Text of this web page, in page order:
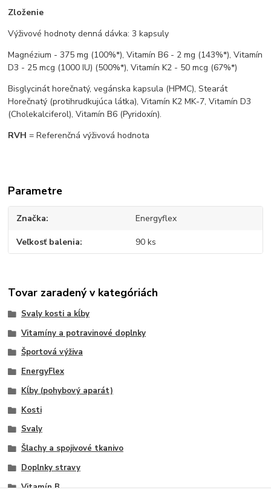
Zloženie
Výživové hodnoty denná dávka: 3 kapsuly
Magnézium - 375 mg (100%*), Vitamín B6 - 2 mg (143%*), Vitamín
D3 - 25 mcg (1000 IU) (500%*), Vitamín K2 - 50 mcg (67%*)
Bisglycinát horečnatý, vegánska kapsula (HPMC), Stearát
Horečnatý (protihrudkujúca látka), Vitamín K2 MK-7, Vitamín D3
(Cholekalciferol), Vitamín B6 (Pyridoxín).
RVH = Referenčná výživová hodnota
Parametre
Značka Energyflex
Veľkosť balenia 90 ks
Tovar zaradený v kategóriách
Svaly kosti a kĺby
Vitamíny a potravinové doplnky
Športová výživa
EnergyFlex
Kĺby (pohybový aparát)
Kosti
Svaly
Šlachy a spojivové tkanivo
Doplnky stravy
Vitamín B